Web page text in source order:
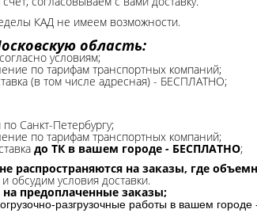
КАД не имеем возможности.​
область:
условиям;
по тарифам транспортных компаний;
(в том числе адресная) - БЕСПЛАТНО;
Санкт-Петербургу;
по тарифам транспортных компаний;
до ТК в вашем городе - БЕСПЛАТНО;
не распространяются на заказы, где
обсудим условия доставки.
на предоплаченные заказы;
разгрузочные работы в вашем городе